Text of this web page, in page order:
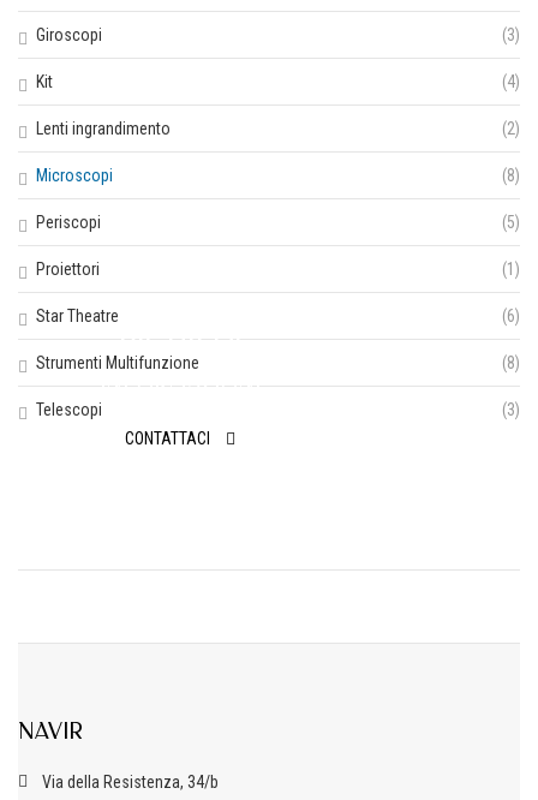
Giroscopi (3)
Kit (4)
Lenti ingrandimento (2)
Microscopi (8)
Periscopi (5)
Proiettori (1)
Star Theatre (6)
Strumenti Multifunzione (8)
Telescopi (3)
RICHIEDI
INFORMAZIONI
CONTATTACI
NAVIR
Via della Resistenza, 34/b